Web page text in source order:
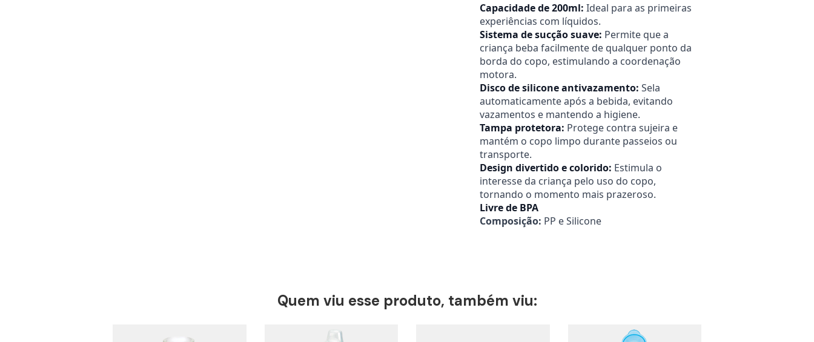
Capacidade de 200ml: Ideal para as primeiras
experiências com líquidos.
Sistema de sucção suave: Permite que a
criança beba facilmente de qualquer ponto da
borda do copo, estimulando a coordenação
motora.
Disco de silicone antivazamento: Sela
automaticamente após a bebida, evitando
vazamentos e mantendo a higiene.
Tampa protetora: Protege contra sujeira e
mantém o copo limpo durante passeios ou
transporte.
Design divertido e colorido: Estimula o
interesse da criança pelo uso do copo,
tornando o momento mais prazeroso.
Livre de BPA
Composição: PP e Silicone
Quem viu esse produto, também viu: